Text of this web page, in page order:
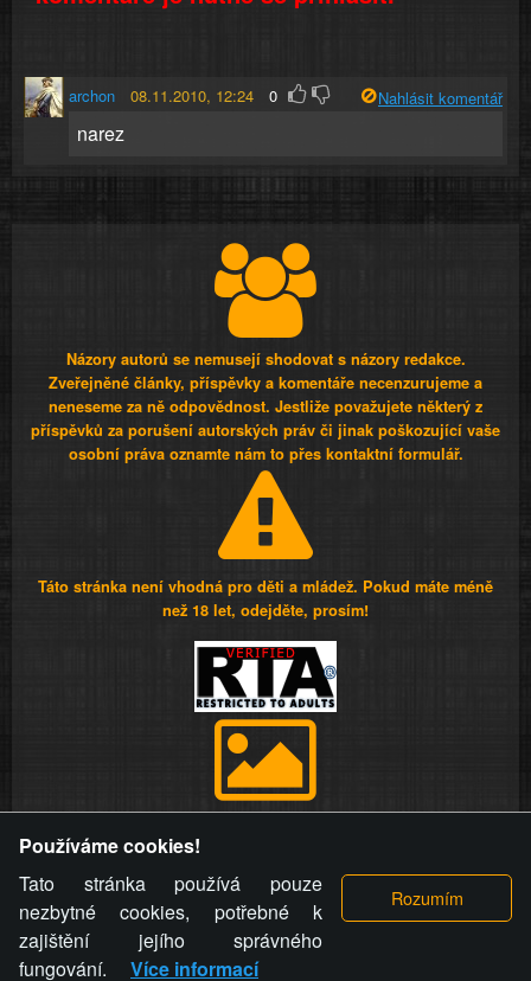
archon 08.11.2010, 12:24 0 Nahlásit komentář
narez
Názory autorů se nemusejí shodovat s názory redakce.
Zveřejněné články, příspěvky a komentáře necenzurujeme a
neneseme za ně odpovědnost. Jestliže považujete některý z
příspěvků za porušení autorských práv či jinak poškozující vaše
osobní práva oznamte nám to přes kontaktní formulář.
Táto stránka není vhodná pro děti a mládež. Pokud máte méně
než 18 let, odejděte, prosím!
videa a komentáře. Osoba, které se toto opatření provozovatele
stránky týče, ani osoba, která umístila fotografii nebo video na
stránku, nemůže z důvodu odstranění fotografie, videa nebo
komentáře pro výše uvedenou okolnost uplatnit vůči
provozovateli stránky žádný nárok na náhradu škody nebo
nemajetkové újmy.
Používáme cookies!
Tato stránka používá pouze
nezbytné cookies, potřebné k
zajištění jejího správného
fungování.
Více informací